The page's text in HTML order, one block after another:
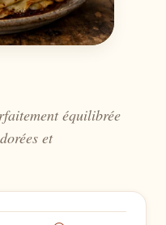
équilibrée
et